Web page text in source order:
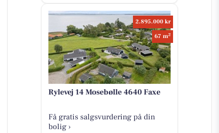
2.895.000 kr
67 m2
Rylevej 14 Mosebølle 4640 Faxe
Få gratis salgsvurdering på din
bolig ›